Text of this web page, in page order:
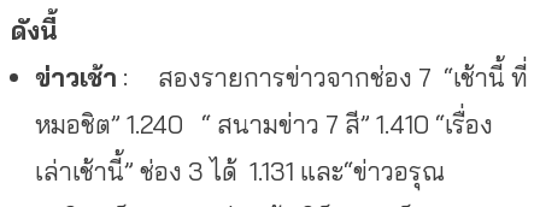
ดังนี้
ข่าวเช้า : สองรายการข่าวจากช่อง 7 “เช้านี้ ที่
หมอชิต” 1.240 “ สนามข่าว 7 สี” 1.410 “เรื่อง
เล่าเช้านี้” ช่อง 3 ได้ 1.131 และ“ข่าวอรุณ